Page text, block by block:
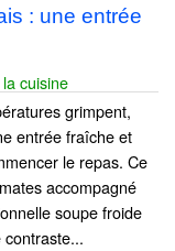
: une entrée
cuisine
grimpent,
entrée fraîche et
le repas. Ce
accompagné
soupe froide
contraste...